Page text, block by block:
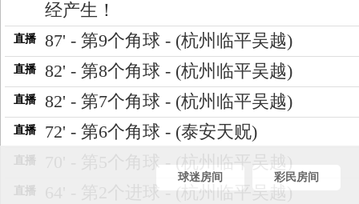
经产生！
直播 87' - 第9个角球 - (杭州临平吴越)
直播 82' - 第8个角球 - (杭州临平吴越)
直播 82' - 第7个角球 - (杭州临平吴越)
直播 72' - 第6个角球 - (泰安天贶)
直播 70' - 第5个角球 - (杭州临平吴越)
直播 64' - 第2个进球 - (杭州临平吴越)
球迷房间 彩民房间